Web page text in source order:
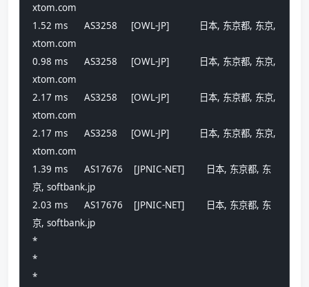
xtom.com
1.52 ms      AS3258     [OWL-JP]           日本, 东京都, 东京,
xtom.com
0.98 ms      AS3258     [OWL-JP]           日本, 东京都, 东京,
xtom.com
2.17 ms      AS3258     [OWL-JP]           日本, 东京都, 东京,
xtom.com
2.17 ms      AS3258     [OWL-JP]           日本, 东京都, 东京,
xtom.com
1.39 ms      AS17676    [JPNIC-NET]        日本, 东京都, 东
京, softbank.jp
2.03 ms      AS17676    [JPNIC-NET]        日本, 东京都, 东
京, softbank.jp
*
*
*